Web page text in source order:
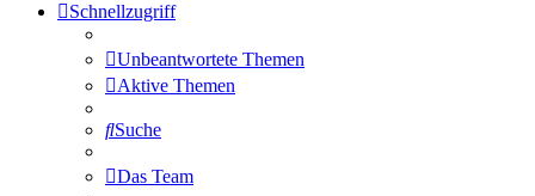
Schnellzugriff
Unbeantwortete Themen
Aktive Themen
Suche
Das Team